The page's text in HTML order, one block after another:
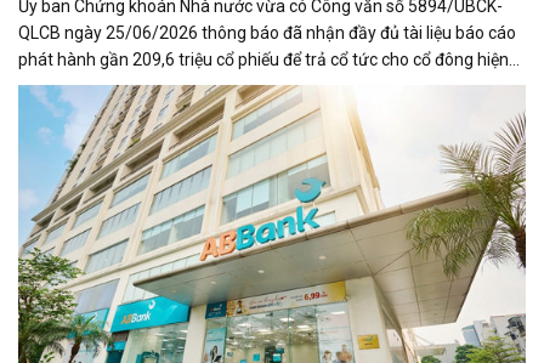
Ủy ban Chứng khoán Nhà nước vừa có Công văn số 5894/UBCK-
QLCB ngày 25/06/2026 thông báo đã nhận đầy đủ tài liệu báo cáo
phát hành gần 209,6 triệu cổ phiếu để trả cổ tức cho cổ đông hiện
hữu với tỉ lệ 15% của Ngân hàng TMCP An Bình (ABBank - Mã
chứng khoán ABB). Ngay sau khi có thông báo này, Ngân hàng xúc
tiến triển khai đợt phát hành cổ phiếu để trả cổ tức cho cổ đông.